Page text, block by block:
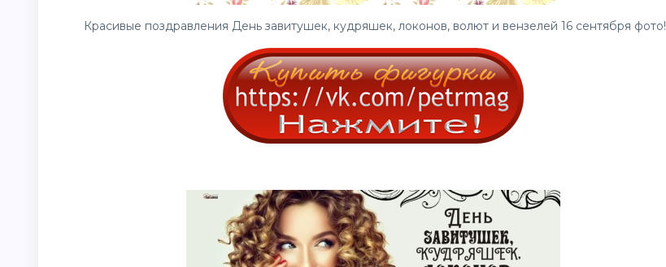
Красивые поздравления День завитушек, кудряшек, локонов, волют и вензелей 16 сентября фото!